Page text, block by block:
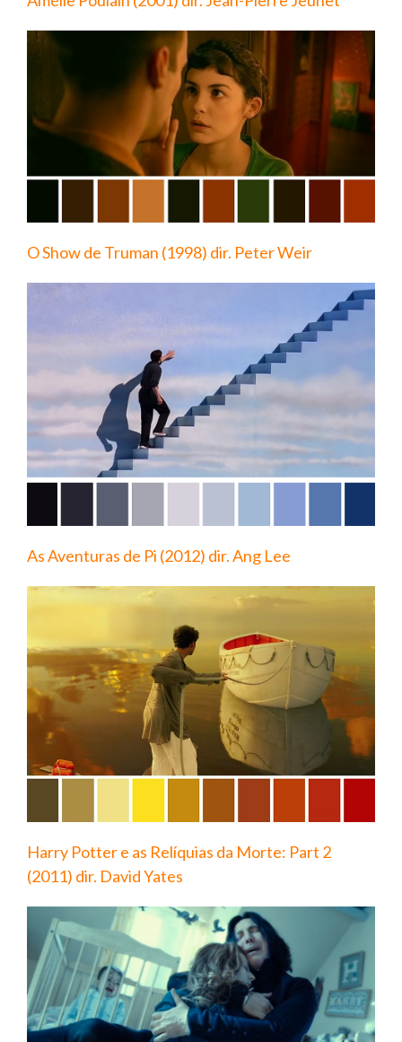
O Show de Truman (1998) dir. Peter Weir
As Aventuras de Pi (2012) dir. Ang Lee
Harry Potter e as Relíquias da Morte: Part 2
(2011) dir. David Yates